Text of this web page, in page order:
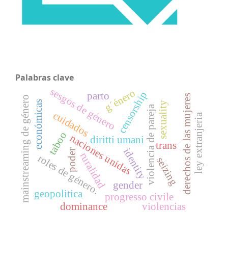
Palabras clave
violencia de parejatrans
diritti umani
naciones unidas
ruralidad derechos de las mujeres
roles de género.
cuidados
progresso civile
mainstreaming de género seizing
censorship
taboo
geopolitica
poder
sesgos de género sexuality
identity
dominance
gender
ley extranjeria
g´énero
económicas
parto
violencias